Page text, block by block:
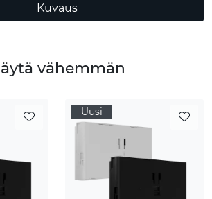
Kuvaus
vähemmän
Uusi